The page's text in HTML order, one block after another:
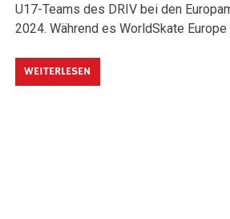
U17-Teams des DRIV bei den
2024. Während es WorldSkate Europe
WEITERLESEN